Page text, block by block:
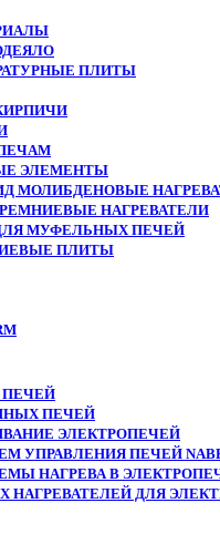
ПЛИТЫ
ЭЛЕМЕНТЫ
МОЛИБДЕНОВЫЕ
НАГРЕВАТЕЛИ
МУФЕЛЬНЫХ ПЕЧЕЙ
ПЛИТЫ
ПЕЧЕЙ
ЭЛЕКТРОПЕЧЕЙ
УПРАВЛЕНИЯ ПЕЧЕЙ
НАГРЕВА В
НАГРЕВАТЕЛЕЙ ДЛЯ